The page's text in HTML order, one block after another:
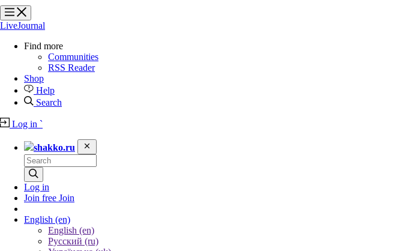
?
?
LiveJournal
Find more
Communities
RSS Reader
Shop
Help
Search
Log in `
shakko.ru
Log in
Join free Join
English (en)
English (en)
Русский (ru)